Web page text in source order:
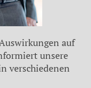
auf
unsere
verschiedenen